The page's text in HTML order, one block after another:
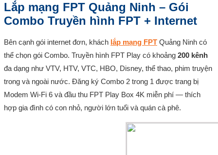
Lắp mạng FPT Quảng Ninh – Gói
Combo Truyền hình FPT + Internet
Bên cạnh gói internet đơn, khách lắp mạng FPT Quảng Ninh có
thể chọn gói Combo. Truyền hình FPT Play có khoảng 200 kênh
đa dạng như VTV, HTV, VTC, HBO, Disney, thể thao, phim truyện
trong và ngoài nước. Đăng ký Combo 2 trong 1 được trang bị
Modem Wi-Fi 6 và đầu thu FPT Play Box 4K miễn phí — thích
hợp gia đình có con nhỏ, người lớn tuổi và quán cà phê.